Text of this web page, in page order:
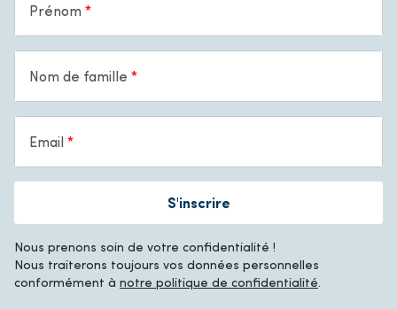
Prénom
Nom de famille
Email
S'inscrire
Nous prenons soin de votre confidentialité !
Nous traiterons toujours vos données personnelles
conformément à notre politique de confidentialité.